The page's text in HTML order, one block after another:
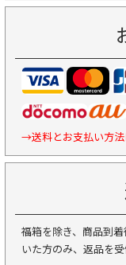
→送料とお支払い方法
福箱を除き、商品到
いた方のみ、返品を